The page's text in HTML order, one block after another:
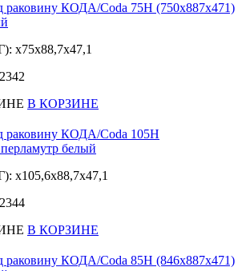
раковину КОДА/Coda 75Н (750х887х471)
x75x88,7x47,1
В КОРЗИНЕ
раковину КОДА/Coda 105Н
белый
x105,6x88,7x47,1
В КОРЗИНЕ
раковину КОДА/Coda 85Н (846х887х471)